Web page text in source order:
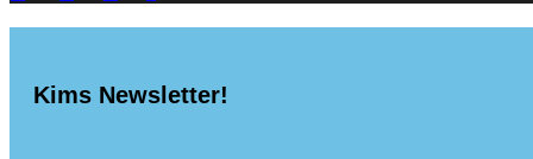
Kims Newsletter!